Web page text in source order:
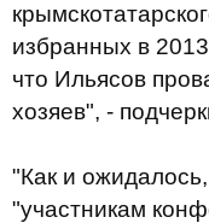
избранных в
что Ильясов
хозяев", -
"Как и
"участникам